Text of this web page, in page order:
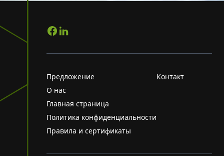
Предложение
О нас
Главная страница
Политика конфиденциальности
Правила и сертификаты
Контакт